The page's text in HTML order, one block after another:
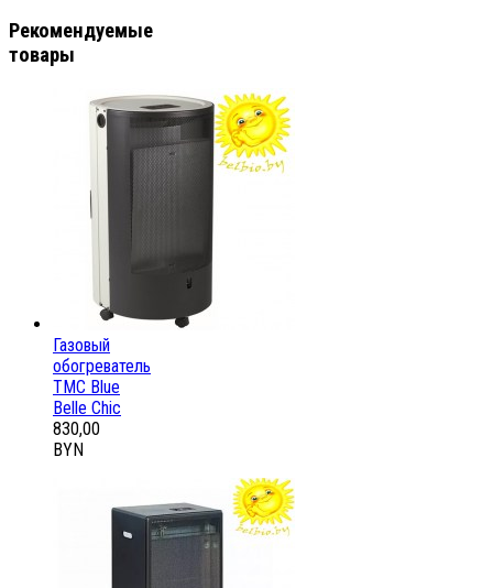
Рекомендуемые
товары
Газовый
обогреватель
ТМС Blue
Belle Chic
830,00
BYN